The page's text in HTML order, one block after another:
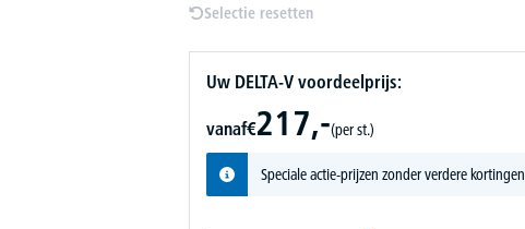
Selectie resetten
Uw DELTA-V voordeelprijs:
vanaf€217,-(per st.)
Speciale actie-prijzen zonder verdere kortingen